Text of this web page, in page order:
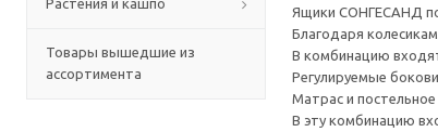
Растения и кашпо
Товары вышедшие из
ассортимента
Ящики СОНГЕСАНД
Благодаря
В комбинацию
Регулируемые
Матрас и
В эту комбинацию